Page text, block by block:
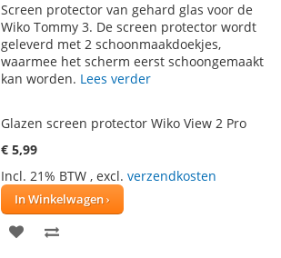
AAN
VERLANGLIJST
TE
VERGELIJKEN
Screen protector van gehard glas voor de
Wiko Tommy 3. De screen protector wordt
geleverd met 2 schoonmaakdoekjes,
waarmee het scherm eerst schoongemaakt
kan worden. Lees verder
Glazen screen protector Wiko View 2 Pro
€ 5,99
Incl. 21% BTW , excl. verzendkosten
In Winkelwagen
VOEG